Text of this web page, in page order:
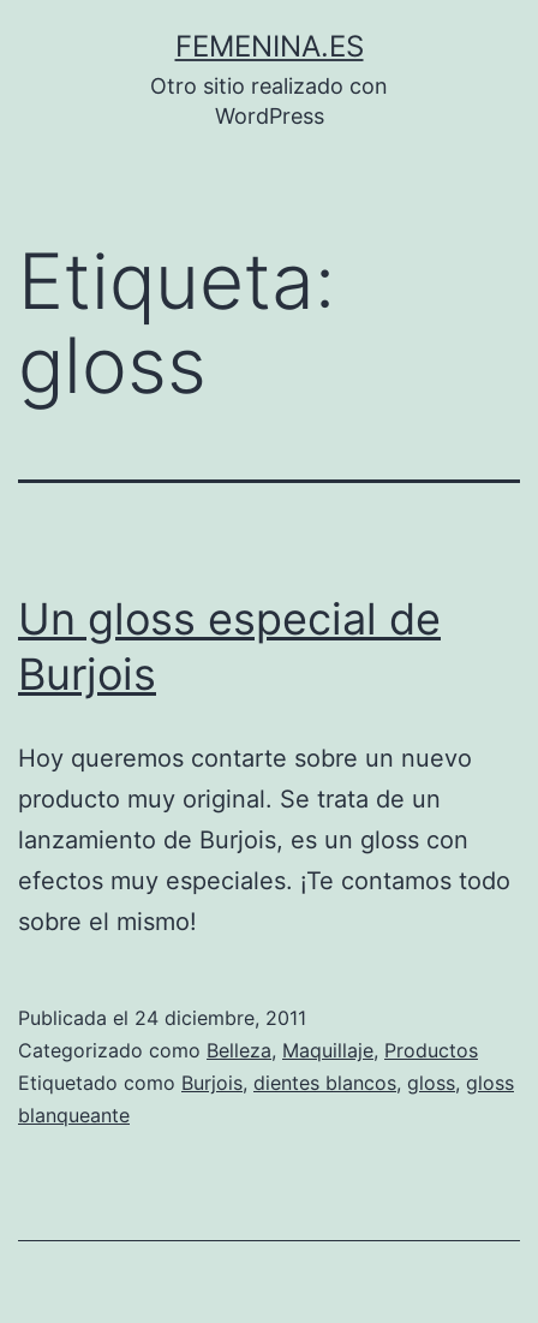
FEMENINA.ES
Otro sitio realizado con
WordPress
Etiqueta:
gloss
Un gloss especial de
Burjois
Hoy queremos contarte sobre un nuevo
producto muy original. Se trata de un
lanzamiento de Burjois, es un gloss con
efectos muy especiales. ¡Te contamos todo
sobre el mismo!
Publicada el 24 diciembre, 2011
Categorizado como Belleza, Maquillaje, Productos
Etiquetado como Burjois, dientes blancos, gloss, gloss
blanqueante